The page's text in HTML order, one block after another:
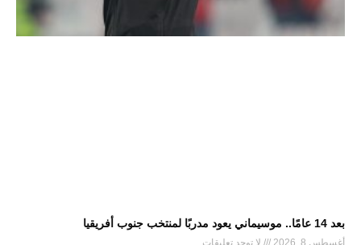
بعد 14 عامًا.. موسيماني يعود مدربًا لمنتخب جنوب أفريقيا
أغسطس 8, 2026 لا توجد تعليقات